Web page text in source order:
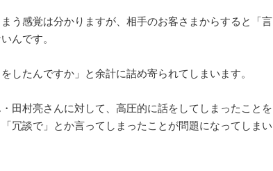
う感覚は分かりますが、相手のお客さまからすると「言
んです。
したんですか」と余計に詰め寄られてしまいます。
田村亮さんに対して、高圧的に話をしてしまったことを
冗談で」とか言ってしまったことが問題になってしまい